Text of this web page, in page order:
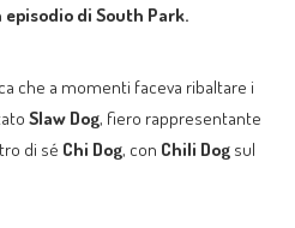
di South Park.
che a momenti faceva ribaltare i
Slaw Dog, fiero rappresentante
di sé Chi Dog, con Chili Dog sul